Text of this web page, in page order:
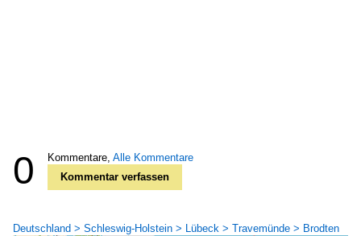
0 Kommentare, Alle Kommentare
Kommentar verfassen
Deutschland > Schleswig-Holstein > Lübeck > Travemünde > Brodten